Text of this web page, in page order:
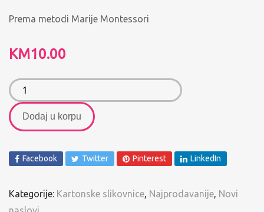
Prema metodi Marije Montessori
KM10.00
Dodaj u korpu
Facebook Twitter Pinterest LinkedIn
Kategorije: Kartonske slikovnice, Najprodavanije, Novi